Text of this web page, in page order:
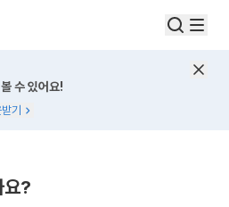
수 있어요!
기
요?